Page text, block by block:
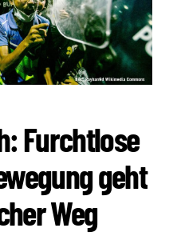
Furchtlose
geht
Weg